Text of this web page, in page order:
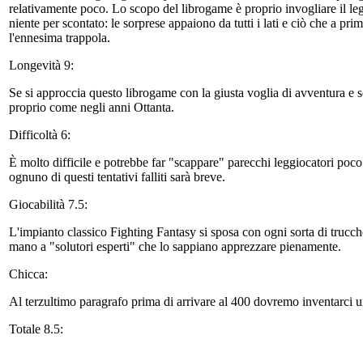
relativamente poco. Lo scopo del librogame è proprio invogliare il
niente per scontato: le sorprese appaiono da tutti i lati e ciò che a
l'ennesima trappola.
Longevità 9:
Se si approccia questo librogame con la giusta voglia di avventura
proprio come negli anni Ottanta.
Difficoltà 6:
È molto difficile e potrebbe far "scappare" parecchi leggiocatori
ognuno di questi tentativi falliti sarà breve.
Giocabilità 7.5:
L'impianto classico Fighting Fantasy si sposa con ogni sorta di
mano a "solutori esperti" che lo sappiano apprezzare pienamente.
Chicca:
Al terzultimo paragrafo prima di arrivare al 400 dovremo inventarci
Totale 8.5: